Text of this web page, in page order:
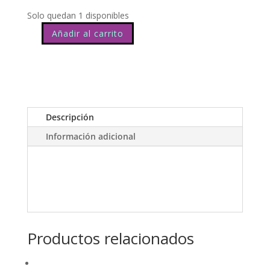
Solo quedan 1 disponibles
cantidad
Añadir al carrito
Descripción
Información adicional
Productos relacionados